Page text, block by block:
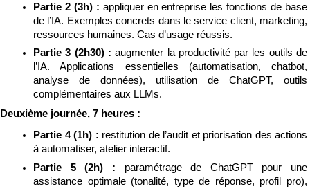
Partie 2 (3h) : appliquer en entreprise les fonctions de base
de l’IA. Exemples concrets dans le service client, marketing,
ressources humaines. Cas d’usage réussis.
Partie 3 (2h30) : augmenter la productivité par les outils de
l’IA. Applications essentielles (automatisation, chatbot,
analyse de données), utilisation de ChatGPT, outils
complémentaires aux LLMs.
Deuxième journée, 7 heures :
Partie 4 (1h) : restitution de l’audit et priorisation des actions
à automatiser, atelier interactif.
Partie 5 (2h) : paramétrage de ChatGPT pour une
assistance optimale (tonalité, type de réponse, profil pro),